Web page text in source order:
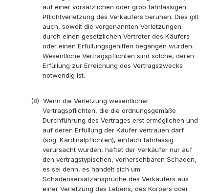
auf einer vorsätzlichen oder grob fahrlässigen
Pflichtverletzung des Verkäufers beruhen. Dies gilt
auch, soweit die vorgenannten Verletzungen
durch einen gesetzlichen Vertreter des Käufers
oder einen Erfüllungsgehilfen begangen wurden.
Wesentliche Vertragspflichten sind solche, deren
Erfüllung zur Erreichung des Vertragszwecks
notwendig ist.
(8)Wenn die Verletzung wesentlicher
Vertragspflichten, die die ordnungsgemäße
Durchführung des Vertrages erst ermöglichen und
auf deren Erfüllung der Käufer vertrauen darf
(sog. Kardinalpflichten), einfach fahrlässig
verursacht wurden, haftet der Verkäufer nur auf
den vertragstypischen, vorhersehbaren Schaden,
es sei denn, es handelt sich um
Schadensersatzansprüche des Verkäufers aus
einer Verletzung des Lebens, des Körpers oder